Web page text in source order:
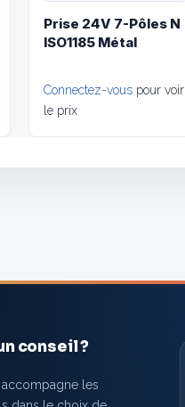
Prise 24V 7-Pôles N
ISO1185 Métal
Connectez-vous pour voir
le prix
conseil ?
les